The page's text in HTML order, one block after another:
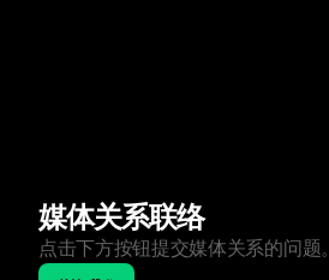
媒体关系联络
点击下方按钮提交媒体关系的问题。